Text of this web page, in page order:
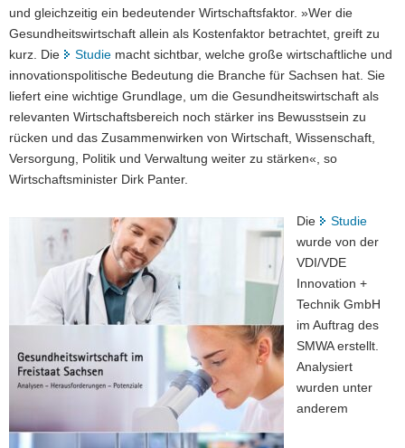
und gleichzeitig ein bedeutender Wirtschaftsfaktor. »Wer die
Gesundheitswirtschaft allein als Kostenfaktor betrachtet, greift zu
kurz. Die
Studie macht sichtbar, welche große wirtschaftliche und
innovationspolitische Bedeutung die Branche für Sachsen hat. Sie
liefert eine wichtige Grundlage, um die Gesundheitswirtschaft als
relevanten Wirtschaftsbereich noch stärker ins Bewusstsein zu
rücken und das Zusammenwirken von Wirtschaft, Wissenschaft,
Versorgung, Politik und Verwaltung weiter zu stärken«, so
Wirtschaftsminister Dirk Panter.
Die
Studie
wurde von der
VDI/VDE
Innovation +
Technik GmbH
im Auftrag des
SMWA erstellt.
Analysiert
wurden unter
anderem